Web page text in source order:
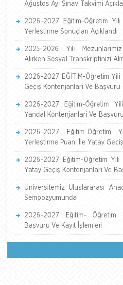
Ağustos Ayı Sınav Takvimi
2026-2027 Eğitim-Öğretim
Yerleştirme Sonuçları Açıklandı
2025-2026 Yılı
Alırken Sosyal Transkriptinizi
2026-2027 EĞİTİM-Öğretim Yili
Geçiş Kontenjanlari Ve Başvuru
2026-2027 Eğitim-Öğretim
Yandal Kontenjanlari Ve
2026-2027 Eğitim-Öğretim
Yerleştirme Puani İle Yatay
2026-2027 Eğitim-Öğretim Yili
Yatay Geçiş Kontenjanlari Ve
Üniversitemiz Uluslararası
Sempozyumunda
2026-2027 Eğitim- Öğretim
Başvuru Ve Kayıt İşlemleri